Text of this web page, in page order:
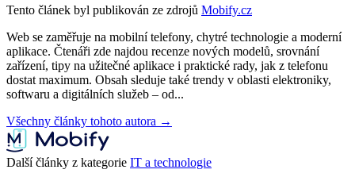
Tento článek byl publikován ze zdrojů Mobify.cz
Web se zaměřuje na mobilní telefony, chytré technologie a moderní
aplikace. Čtenáři zde najdou recenze nových modelů, srovnání
zařízení, tipy na užitečné aplikace i praktické rady, jak z telefonu
dostat maximum. Obsah sleduje také trendy v oblasti elektroniky,
softwaru a digitálních služeb – od...
Všechny články tohoto autora →
Další články z kategorie IT a technologie